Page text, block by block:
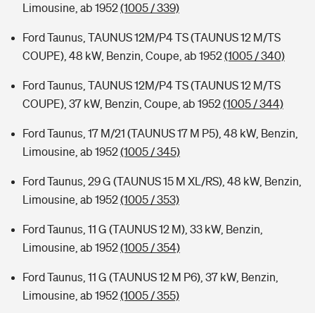
Limousine, ab 1952(1005 / 339)
Ford Taunus, TAUNUS 12M/P4 TS (TAUNUS 12 M/TS
COUPE), 48 kW, Benzin, Coupe, ab 1952(1005 / 340)
Ford Taunus, TAUNUS 12M/P4 TS (TAUNUS 12 M/TS
COUPE), 37 kW, Benzin, Coupe, ab 1952(1005 / 344)
Ford Taunus, 17 M/21 (TAUNUS 17 M P5), 48 kW, Benzin,
Limousine, ab 1952(1005 / 345)
Ford Taunus, 29 G (TAUNUS 15 M XL/RS), 48 kW, Benzin,
Limousine, ab 1952(1005 / 353)
Ford Taunus, 11 G (TAUNUS 12 M), 33 kW, Benzin,
Limousine, ab 1952(1005 / 354)
Ford Taunus, 11 G (TAUNUS 12 M P6), 37 kW, Benzin,
Limousine, ab 1952(1005 / 355)